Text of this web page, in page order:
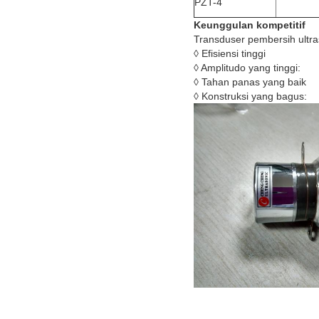
Keunggulan kompetitif
Transduser pembersih
◊ Efisiensi tinggi
◊ Amplitudo yang tinggi:
◊ Tahan panas yang baik
◊ Konstruksi yang bagus: